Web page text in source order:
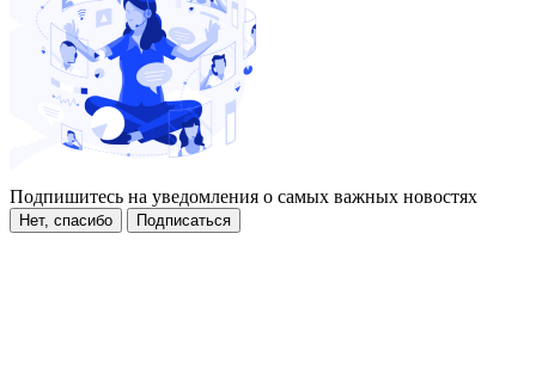
Подпишитесь на уведомления о самых важных новостях
Нет, спасибо Подписаться